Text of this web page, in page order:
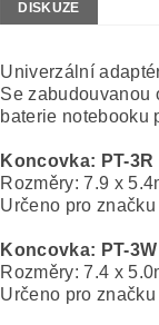
DISKUZE
Univerzální
Se zabudouvanou
baterie notebooku
Koncovka: PT-3R
Rozměry: 7.9 x
Určeno pro
Koncovka: PT-3W
Rozměry: 7.4 x
Určeno pro značku